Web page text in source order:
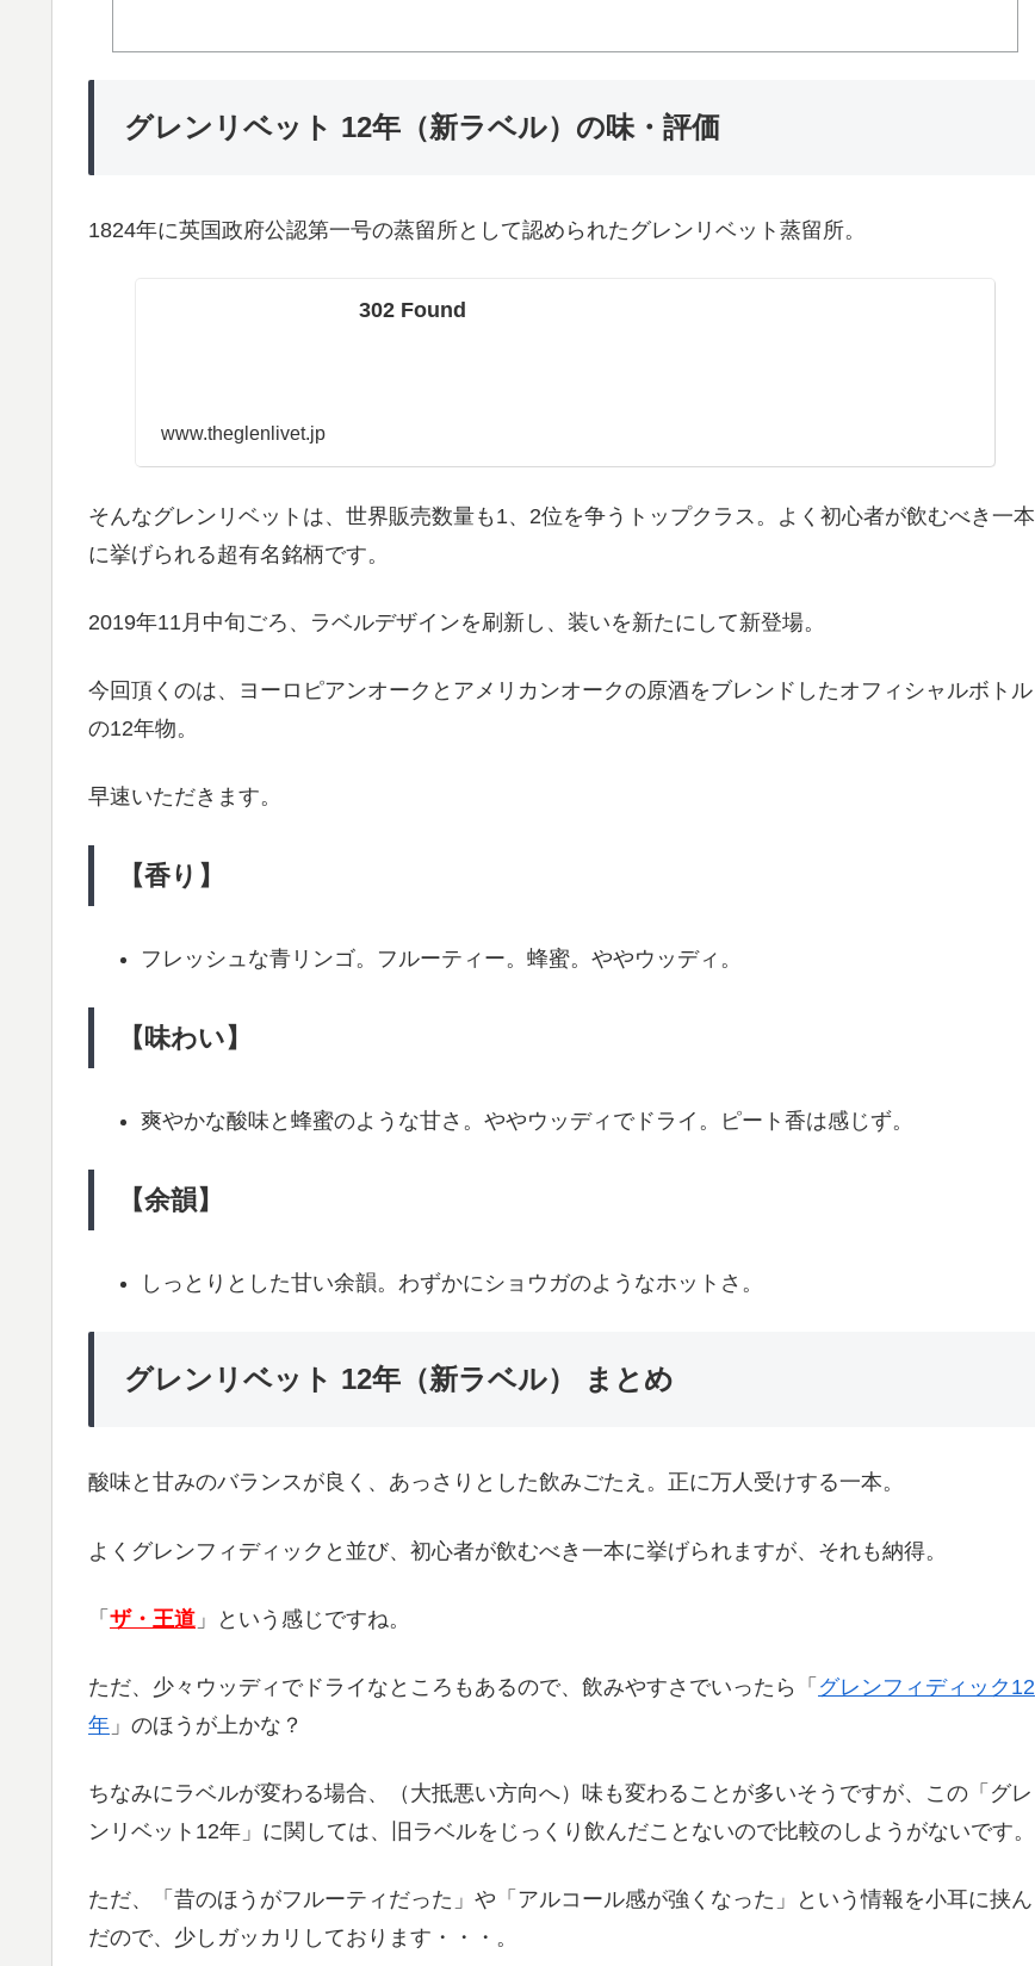
グレンリベット 12年（新ラベル）の味・評価
1824年に英国政府公認第一号の蒸留所として認められたグレンリベット蒸留所。
302 Found
www.theglenlivet.jp
そんなグレンリベットは、世界販売数量も1、2位を争うトップクラス。よく初心者が飲むべき一本
に挙げられる超有名銘柄です。
2019年11月中旬ごろ、ラベルデザインを刷新し、装いを新たにして新登場。
今回頂くのは、ヨーロピアンオークとアメリカンオークの原酒をブレンドしたオフィシャルボトル
の12年物。
早速いただきます。
【香り】
フレッシュな青リンゴ。フルーティー。蜂蜜。ややウッディ。
【味わい】
爽やかな酸味と蜂蜜のような甘さ。ややウッディでドライ。ピート香は感じず。
【余韻】
しっとりとした甘い余韻。わずかにショウガのようなホットさ。
グレンリベット 12年（新ラベル） まとめ
酸味と甘みのバランスが良く、あっさりとした飲みごたえ。正に万人受けする一本。
よくグレンフィディックと並び、初心者が飲むべき一本に挙げられますが、それも納得。
「 ザ・王道 」という感じですね。
ただ、少々ウッディでドライなところもあるので、飲みやすさでいったら「 グレンフィディック12
年 」のほうが上かな？
ちなみにラベルが変わる場合、（大抵悪い方向へ）味も変わることが多いそうですが、この「グレ
ンリベット12年」に関しては、旧ラベルをじっくり飲んだことないので比較のしようがないです。
ただ、「昔のほうがフルーティだった」や「アルコール感が強くなった」という情報を小耳に挟ん
だので、少しガッカリしております・・・。